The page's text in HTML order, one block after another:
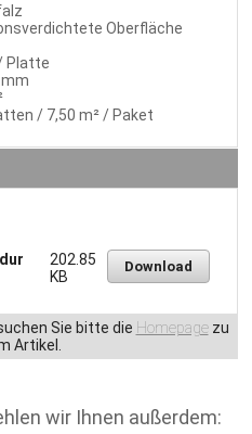
Oberfläche
Platte
/ 7,50 m² / Paket
202.85
KB
Download
Sie bitte die Homepagezu
Artikel.
wir Ihnen außerdem: